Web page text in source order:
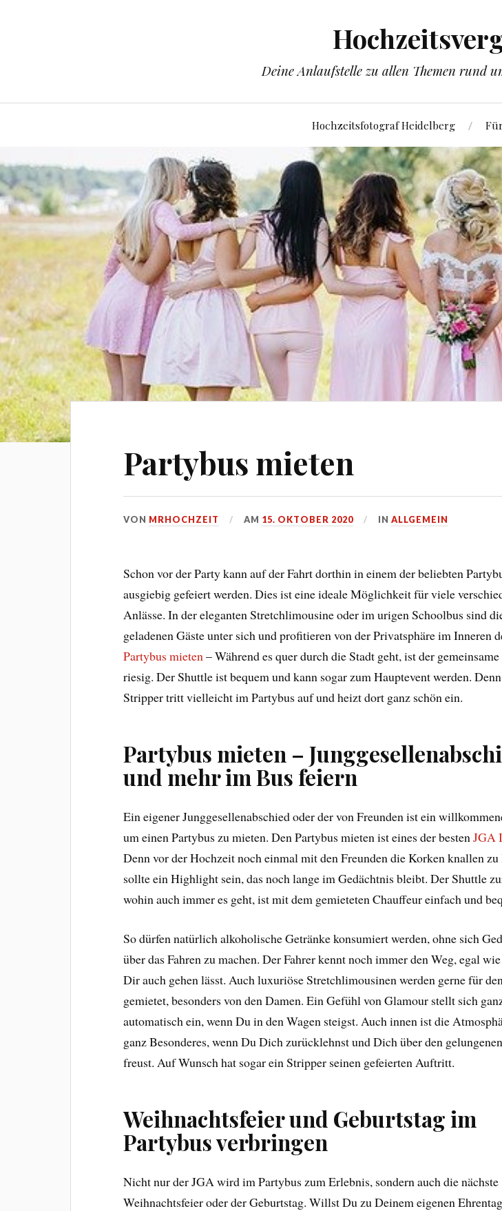
Deine Anlaufstelle zu allen Themen rund
Hochzeitsfotograf Heidelberg
Partybus mieten
VON MRHOCHZEIT AM 15. OKTOBER 2020 INALLGEMEIN
Schon vor der Party kann auf der Fahrt dorthin in einem der beliebten
ausgiebig gefeiert werden. Dies ist eine ideale Möglichkeit für viele
Anlässe. In der eleganten Stretchlimousine oder im urigen Schoolbus sind
geladenen Gäste unter sich und profitieren von der Privatsphäre im Inneren
Partybus mieten– Während es quer durch die Stadt geht, ist der gemeinsame
riesig. Der Shuttle ist bequem und kann sogar zum Hauptevent werden.
Stripper tritt vielleicht im Partybus auf und heizt dort ganz schön ein.
Partybus mieten –
und mehr im Bus feiern
Ein eigener Junggesellenabschied oder der von Freunden ist ein
um einen Partybus zu mieten. Den Partybus mieten ist eines der bestenJGA
Denn vor der Hochzeit noch einmal mit den Freunden die Korken knallen zu
sollte ein Highlight sein, das noch lange im Gedächtnis bleibt. Der Shuttle
wohin auch immer es geht, ist mit dem gemieteten Chauffeur einfach und
So dürfen natürlich alkoholische Getränke konsumiert werden, ohne sich
über das Fahren zu machen. Der Fahrer kennt noch immer den Weg, egal
Dir auch gehen lässt. Auch luxuriöse Stretchlimousinen werden gerne für
gemietet, besonders von den Damen. Ein Gefühl von Glamour stellt sich
automatisch ein, wenn Du in den Wagen steigst. Auch innen ist die
ganz Besonderes, wenn Du Dich zurücklehnst und Dich über den
freust. Auf Wunsch hat sogar ein Stripper seinen gefeierten Auftritt.
Weihnachtsfeier und Geburtstag im
Partybus verbringen
Nicht nur der JGA wird im Partybus zum Erlebnis, sondern auch die nächste
Weihnachtsfeier oder der Geburtstag. Willst Du zu Deinem eigenen